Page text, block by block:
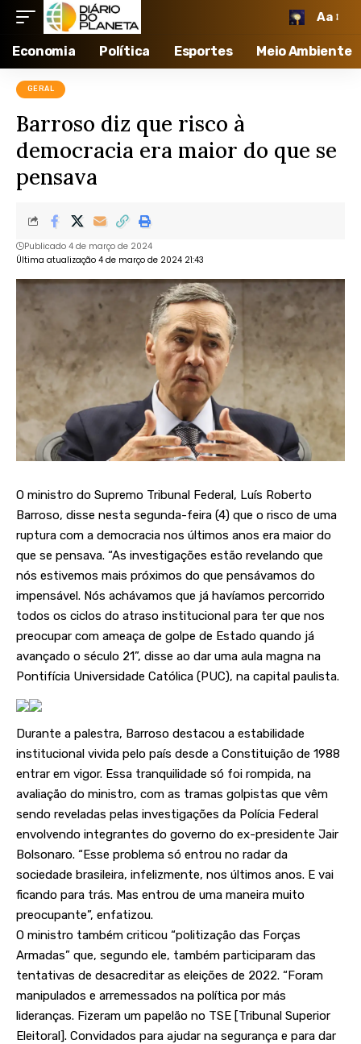
Aa
Economia Política Esportes Meio Ambiente
GERAL
Barroso diz que risco à
democracia era maior do que se
pensava
Última atualização 4 de março de 2024 21:43
Publicado 4 de março de 2024
O ministro do Supremo Tribunal Federal, Luís Roberto
Barroso, disse nesta segunda-feira (4) que o risco de uma
ruptura com a democracia nos últimos anos era maior do
que se pensava. “As investigações estão revelando que
nós estivemos mais próximos do que pensávamos do
impensável. Nós achávamos que já havíamos percorrido
todos os ciclos do atraso institucional para ter que nos
preocupar com ameaça de golpe de Estado quando já
avançado o século 21”, disse ao dar uma aula magna na
Pontifícia Universidade Católica (PUC), na capital paulista.
Durante a palestra, Barroso destacou a estabilidade
institucional vivida pelo país desde a Constituição de 1988
entrar em vigor. Essa tranquilidade só foi rompida, na
avaliação do ministro, com as tramas golpistas que vêm
sendo reveladas pelas investigações da Polícia Federal
envolvendo integrantes do governo do ex-presidente Jair
Bolsonaro. “Esse problema só entrou no radar da
sociedade brasileira, infelizmente, nos últimos anos. E vai
ficando para trás. Mas entrou de uma maneira muito
preocupante”, enfatizou.
O ministro também criticou “politização das Forças
Armadas” que, segundo ele, também participaram das
tentativas de desacreditar as eleições de 2022. “Foram
manipulados e arremessados na política por más
lideranças. Fizeram um papelão no TSE [Tribunal Superior
Eleitoral]. Convidados para ajudar na segurança e para dar